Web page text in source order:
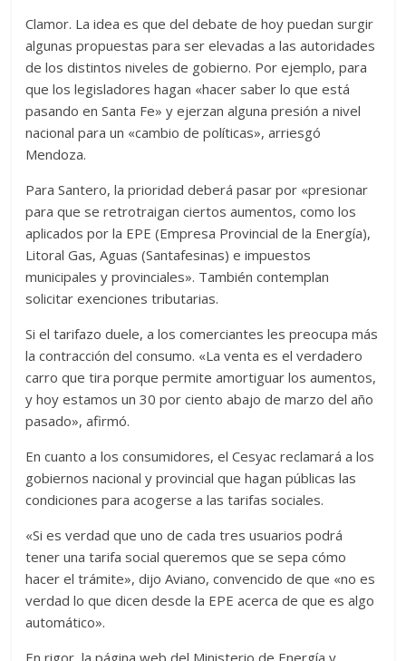
Clamor. La idea es que del debate de hoy puedan surgir
algunas propuestas para ser elevadas a las autoridades
de los distintos niveles de gobierno. Por ejemplo, para
que los legisladores hagan «hacer saber lo que está
pasando en Santa Fe» y ejerzan alguna presión a nivel
nacional para un «cambio de políticas», arriesgó
Mendoza.
Para Santero, la prioridad deberá pasar por «presionar
para que se retrotraigan ciertos aumentos, como los
aplicados por la EPE (Empresa Provincial de la Energía),
Litoral Gas, Aguas (Santafesinas) e impuestos
municipales y provinciales». También contemplan
solicitar exenciones tributarias.
Si el tarifazo duele, a los comerciantes les preocupa más
la contracción del consumo. «La venta es el verdadero
carro que tira porque permite amortiguar los aumentos,
y hoy estamos un 30 por ciento abajo de marzo del año
pasado», afirmó.
En cuanto a los consumidores, el Cesyac reclamará a los
gobiernos nacional y provincial que hagan públicas las
condiciones para acogerse a las tarifas sociales.
«Si es verdad que uno de cada tres usuarios podrá
tener una tarifa social queremos que se sepa cómo
hacer el trámite», dijo Aviano, convencido de que «no es
verdad lo que dicen desde la EPE acerca de que es algo
automático».
En rigor, la página web del Ministerio de Energía y